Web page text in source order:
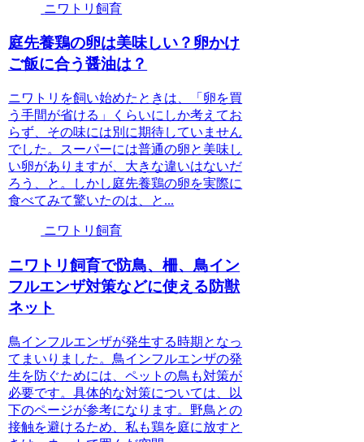
ニワトリ飼育
庭先養鶏の卵は美味しい？卵かけ
ご飯に合う醤油は？
ニワトリを飼い始めたときは、「卵を買
う手間が省ける」くらいにしか考えてお
らず、その味には別に期待していません
でした。スーパーには普通の卵と美味し
い卵がありますが、大きな違いはないだ
ろう、と。しかし庭先養鶏の卵を実際に
食べてみて驚いたのは、と...
ニワトリ飼育
ニワトリ飼育で防鳥、柵、鳥イン
フルエンザ対策などに使える防獣
ネット
鳥インフルエンザが発生する時期となっ
てまいりました。鳥インフルエンザの発
生を防ぐためには、ペットの鳥も対策が
必要です。具体的な対策については、以
下のページが参考になります。野鳥との
接触を避けるため、私も鶏を庭に放すと